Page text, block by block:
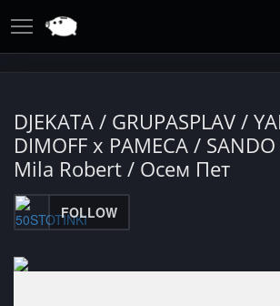
DJEKATA / GRUPASPLAV /
DIMOFF x PAMECA /
Mila Robert / Осем Пет
FOLLOW